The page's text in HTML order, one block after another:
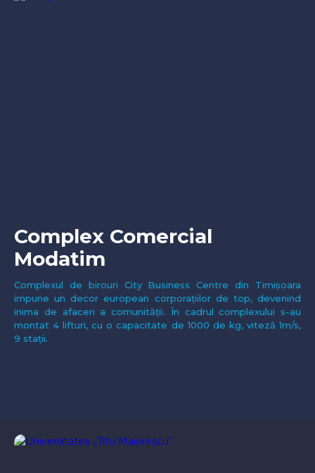
Complex Comercial
Modatim
Complexul de birouri City Business Centre din Timișoara
impune un decor european corporațiilor de top, devenind
inima de afaceri a comunității. În cadrul complexului s-au
montat 4 lifturi, cu o capacitate de 1000 de kg, viteză 1m/s,
9 stații.